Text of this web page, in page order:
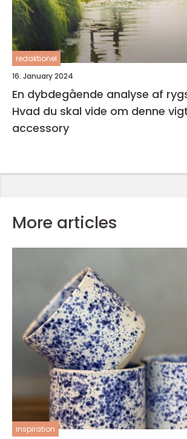
redaktionel
16. January 2024
En dybdegående analyse af
Hvad du skal vide om denne
accessory
More articles
inspiration